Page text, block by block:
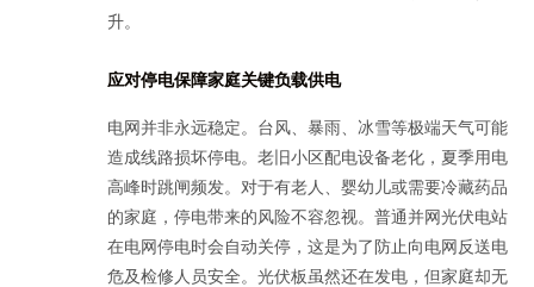
升。
应对停电保障家庭关键负载供电
电网并非永远稳定。台风、暴雨、冰雪等极端天气可能
造成线路损坏停电。老旧小区配电设备老化，夏季用电
高峰时跳闸频发。对于有老人、婴幼儿或需要冷藏药品
的家庭，停电带来的风险不容忽视。普通并网光伏电站
在电网停电时会自动关停，这是为了防止向电网反送电
危及检修人员安全。光伏板虽然还在发电，但家庭却无